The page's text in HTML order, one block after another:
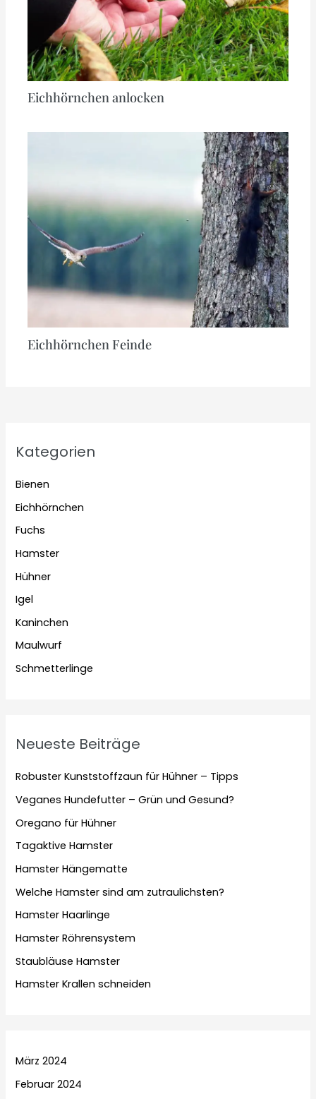
Eichhörnchen anlocken
Eichhörnchen Feinde
Kategorien
Bienen
Eichhörnchen
Fuchs
Hamster
Hühner
Igel
Kaninchen
Maulwurf
Schmetterlinge
Neueste Beiträge
Robuster Kunststoffzaun für Hühner – Tipps
Veganes Hundefutter – Grün und Gesund?
Oregano für Hühner
Tagaktive Hamster
Hamster Hängematte
Welche Hamster sind am zutraulichsten?
Hamster Haarlinge
Hamster Röhrensystem
Staubläuse Hamster
Hamster Krallen schneiden
März 2024
Februar 2024